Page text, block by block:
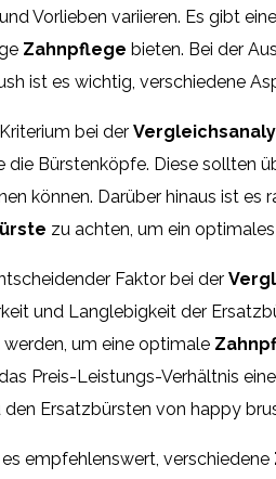
Vorlieben variieren. Es gibt
Zahnpflege bieten. Bei der
ist es wichtig, verschiedene
bei der
die Bürstenköpfe. Diese sollten
können. Darüber hinaus ist
zu achten, um ein
Faktor bei der
und Langlebigkeit der
um eine optimale
Preis-Leistungs-Verhältnis
Ersatzbürsten von happy
empfehlenswert, verschiedene